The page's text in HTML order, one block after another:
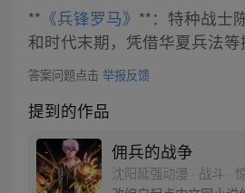
** 《兵锋罗马》 **：特种战士
和时代末期，凭借华夏兵法等
答案问题点击 举报反馈
提到的作品
佣兵的战争
沈阳延强动漫 · 战斗 ·